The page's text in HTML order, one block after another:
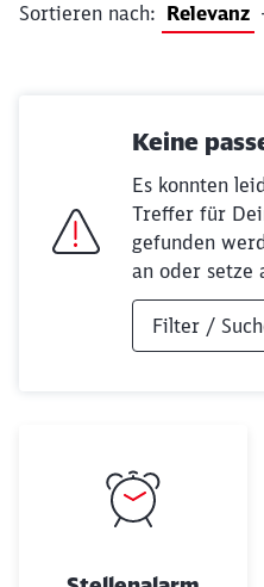
Sortieren nach: Relevanz
Keine
Es konnten
Treffer für
gefunden
an oder setze
Filter /